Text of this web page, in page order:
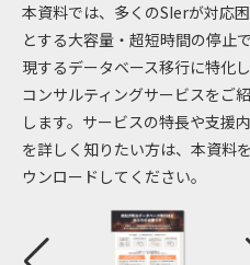
デー
パートナー
本資料では、多くのSIerが対応
とする大容量・超短時間の停止
現するデータベース移行に特化
コンサルティングサービスをご
します。サービスの特長や支援
を詳しく知りたい方は、本資料
ウンロードしてください。